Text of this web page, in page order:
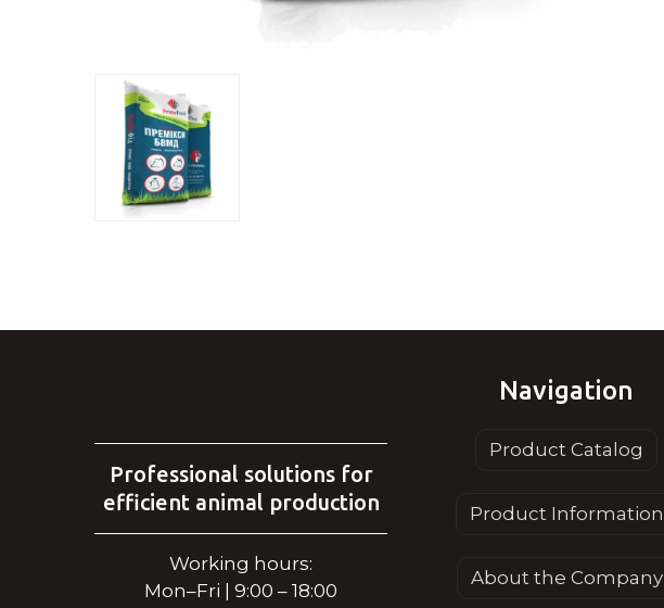
Professional solutions for
efficient animal production
Working hours:
Mon–Fri | 9:00 – 18:00
Navigation
Product Catalog
Product Information
About the Company